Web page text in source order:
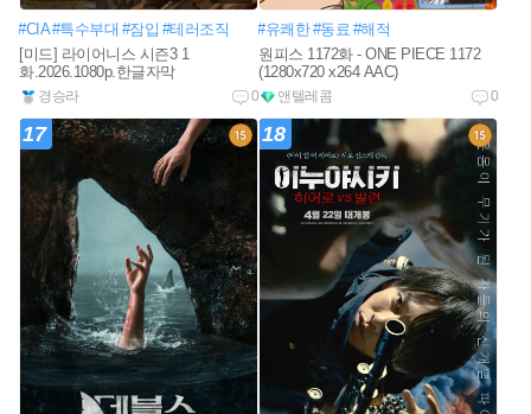
#CIA #특수부대 #잠입 #테러조직
[미드] 라이어니스 시즌3 1
화.2026.1080p.한글자막
경승라 0
#유쾌한 #동료 #해적
원피스 1172화 - ONE PIECE 1172
(1280x720 x264 AAC)
앤텔레콤 0
17 18